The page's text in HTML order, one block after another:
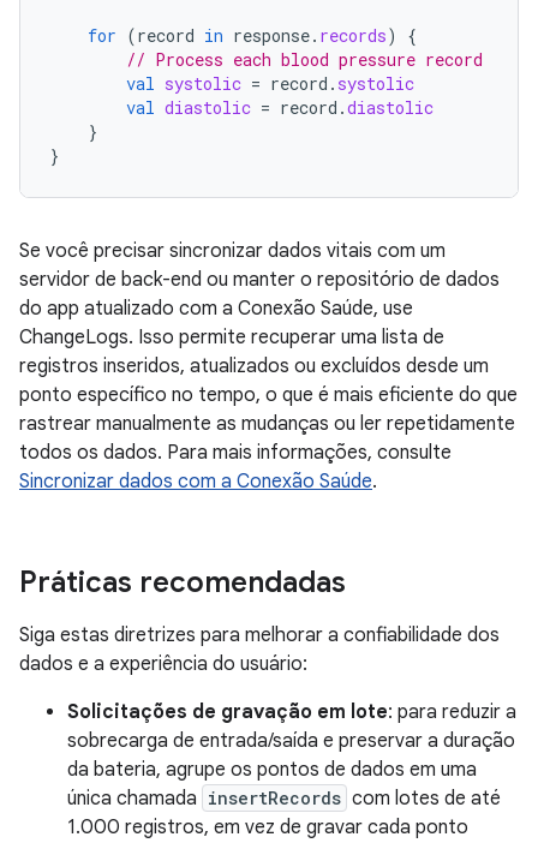
for (record in response. records)
{
// Process each blood pressure record
val systolic = record . systolic
val diastolic = record .diastolic
}
}
Se você precisar sincronizar dados vitais com um
servidor de back-end ou manter o repositório de dados
do app atualizado com a Conexão Saúde, use
ChangeLogs. Isso permite recuperar uma lista de
registros inseridos, atualizados ou excluídos desde um
ponto específico no tempo, o que é mais eficiente do que
rastrear manualmente as mudanças ou ler repetidamente
todos os dados. Para mais informações, consulte
Sincronizar dados com a Conexão Saúde.
Práticas recomendadas
Siga estas diretrizes para melhorar a confiabilidade dos
dados e a experiência do usuário:
Solicitações de gravação em lote: para reduzir a
sobrecarga de entrada/saída e preservar a duração
da bateria, agrupe os pontos de dados em uma
única chamada insertRecords com lotes de até
1.000 registros, em vez de gravar cada ponto